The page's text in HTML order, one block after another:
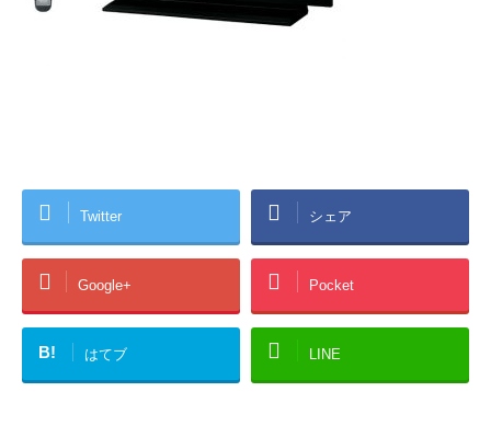
Twitter シェア
Google+ Pocket
B! はてブ LINE